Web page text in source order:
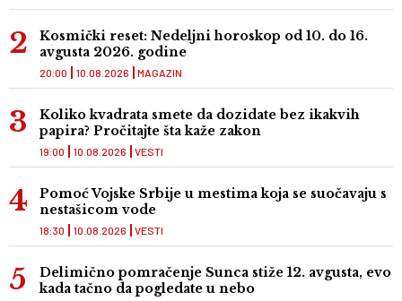
Kosmički reset: Nedeljni horoskop od 10. do 16.
avgusta 2026. godine
MAGAZIN
20:00 10.08.2026
Koliko kvadrata smete da dozidate bez ikakvih
papira? Pročitajte šta kaže zakon
VESTI
19:00 10.08.2026
Pomoć Vojske Srbije u mestima koja se suočavaju s
nestašicom vode
VESTI
18:30 10.08.2026
Delimično pomračenje Sunca stiže 12. avgusta, evo
kada tačno da pogledate u nebo